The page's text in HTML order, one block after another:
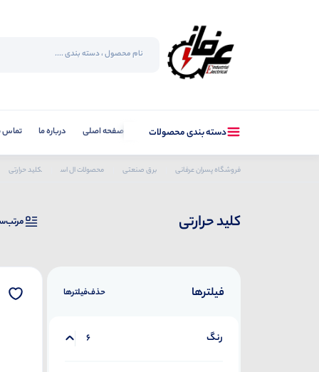
دسته بندی محصولات صفحه اصلی درباره ما تماس
فروشگاه پسران عرفانی برق صنعتی محصولات ال اس کلید حرارتی
کلید حرارتی
فیلترها حذف‌فیلتر‌ها
رنگ 6